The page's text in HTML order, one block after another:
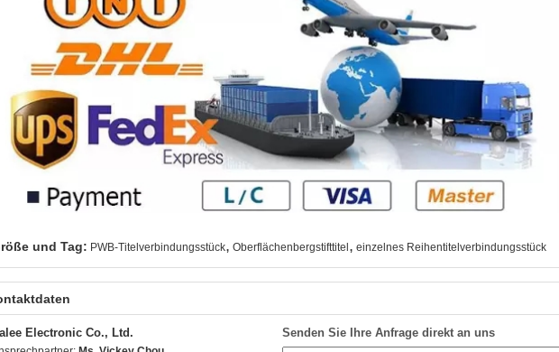
und Tag: PWB-Titelverbindungsstück, Oberflächenbergstifttitel , einzelnes Reihentitelverbindungsstück
Electronic Co., Ltd. Senden Sie Ihre Anfrage direkt an uns